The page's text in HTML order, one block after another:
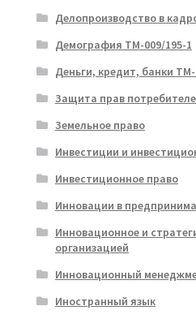
Делопроизводство в
Демография ТМ-009/195-1
Деньги, кредит, банки ТМ-
Защита прав
Земельное право
Инвестиции и
Инвестиционное право
Инновации в
Инновационное и
организацией
Инновационный
Иностранный язык